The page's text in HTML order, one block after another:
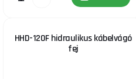
HHD-120F hidraulikus kábelvágó
fej